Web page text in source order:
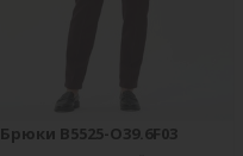
Брюки B5525-O39.6F03